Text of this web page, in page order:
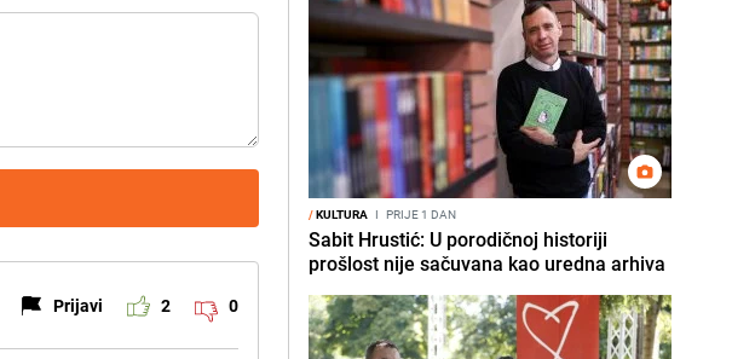
Prijavi 2 0
/KULTURA I PRIJE 1 DAN
Sabit Hrustić: U porodičnoj historiji
prošlost nije sačuvana kao uredna arhiva